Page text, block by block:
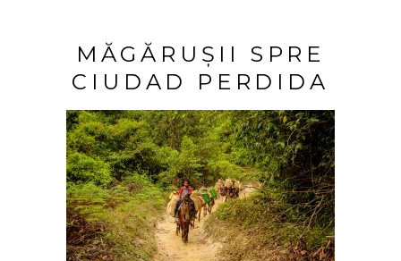
MĂGĂRUȘII SPRE
CIUDAD PERDIDA